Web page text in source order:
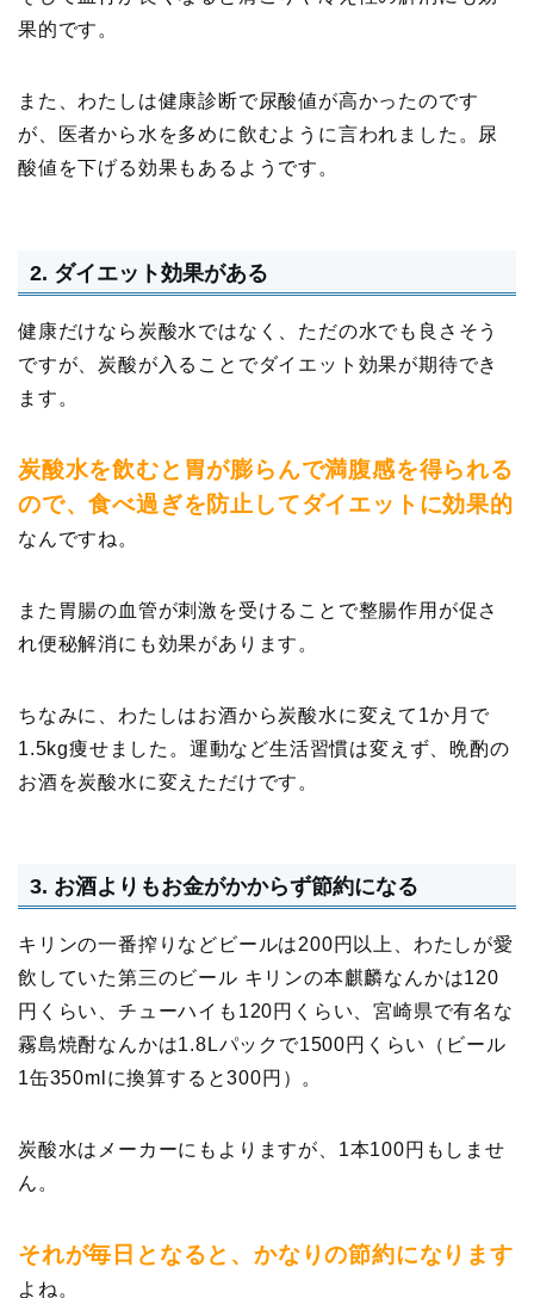
果的です。
また、わたしは健康診断で尿酸値が高かったのです
が、医者から水を多めに飲むように言われました。尿
酸値を下げる効果もあるようです。
2. ダイエット効果がある
健康だけなら炭酸水ではなく、ただの水でも良さそう
ですが、炭酸が入ることでダイエット効果が期待でき
ます。
炭酸水を飲むと胃が膨らんで満腹感を得られる
ので、食べ過ぎを防止してダイエットに効果的
なんですね。
また胃腸の血管が刺激を受けることで整腸作用が促さ
れ便秘解消にも効果があります。
ちなみに、わたしはお酒から炭酸水に変えて1か月で
1.5kg痩せました。運動など生活習慣は変えず、晩酌の
お酒を炭酸水に変えただけです。
3. お酒よりもお金がかからず節約になる
キリンの一番搾りなどビールは200円以上、わたしが愛
飲していた第三のビール キリンの本麒麟なんかは120
円くらい、チューハイも120円くらい、宮崎県で有名な
霧島焼酎なんかは1.8Lパックで1500円くらい（ビール
1缶350mlに換算すると300円）。
炭酸水はメーカーにもよりますが、1本100円もしませ
ん。
それが毎日となると、かなりの節約になります
よね。